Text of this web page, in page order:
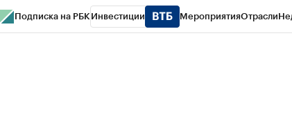
Подписка на РБК Инвестиции МероприятияОтрасли